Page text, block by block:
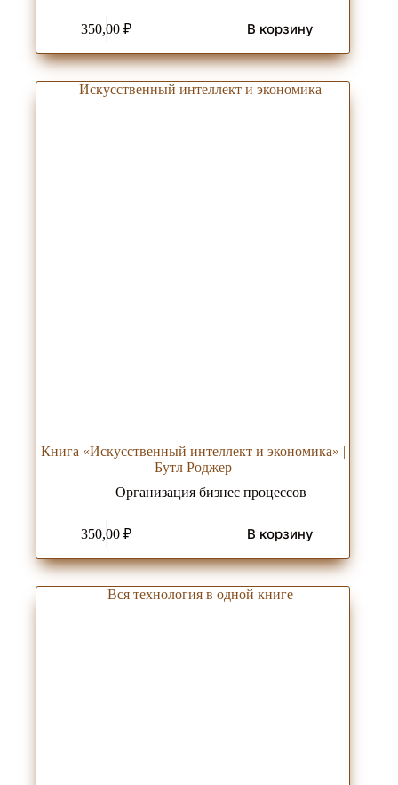
350,00 ₽ В корзину
Книга «Искусственный интеллект и экономика» |
Бутл Роджер
Организация бизнес процессов
350,00 ₽ В корзину